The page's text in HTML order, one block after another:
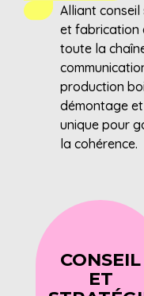
Alliant
et fabrication
toute la
production
démontage
unique pour
la cohérence.
CONSEIL
ET